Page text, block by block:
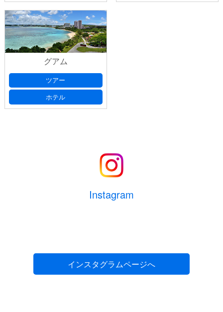
グアム
ツアー
ホテル
Instagram
インスタグラムページへ